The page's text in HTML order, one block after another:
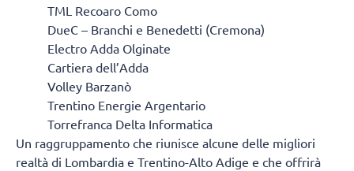
TML Recoaro Como
DueC – Branchi e Benedetti (Cremona)
Electro Adda Olginate
Cartiera dell’Adda
Volley Barzanò
Trentino Energie Argentario
Torrefranca Delta Informatica
Un raggruppamento che riunisce alcune delle migliori
realtà di Lombardia e Trentino-Alto Adige e che offrirà